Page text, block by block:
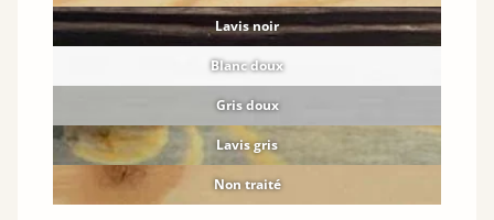
Lavis noir
Blanc doux
Gris doux
Lavis gris
Non traité